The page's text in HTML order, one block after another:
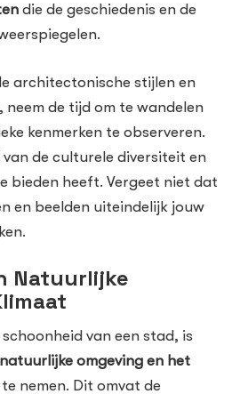
die de geschiedenis en de
architectonische stijlen en
neem de tijd om te wandelen
kenmerken te observeren.
de culturele diversiteit en
bieden heeft. Vergeet niet dat
en beelden uiteindelijk jouw
Natuurlijke
van een stad, is
natuurlijke omgeving en het
nemen. Dit omvat de